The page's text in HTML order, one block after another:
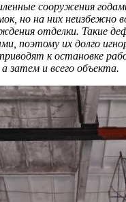
сооружения
но на них неизбежно
отделки. Такие
поэтому их долго
к остановке
затем и всего объекта.